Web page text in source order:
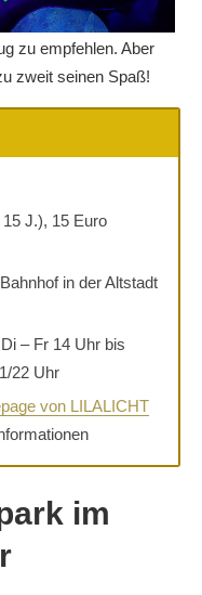
zu empfehlen. Aber
zweit seinen Spaß!
J.), 15 Euro
in der Altstadt
– Fr 14 Uhr bis
22 Uhr
von LILALICHT
im